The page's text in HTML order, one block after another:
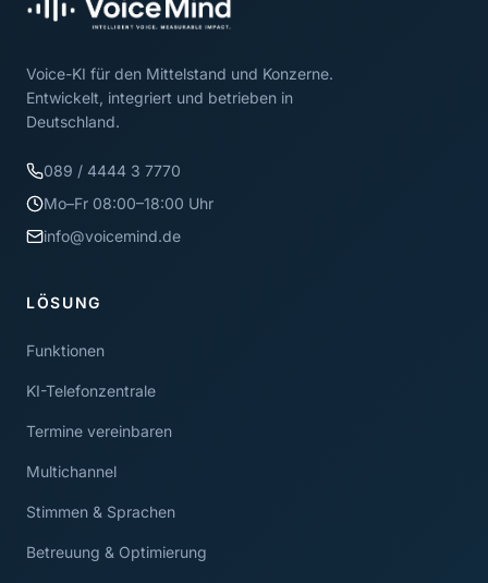
Voice-KI für den Mittelstand und Konzerne.
Entwickelt, integriert und betrieben in
Deutschland.
089 / 4444 3 7770
Mo–Fr 08:00–18:00 Uhr
info@voicemind.de
LÖSUNG
Funktionen
KI-Telefonzentrale
Termine vereinbaren
Multichannel
Stimmen & Sprachen
Betreuung & Optimierung